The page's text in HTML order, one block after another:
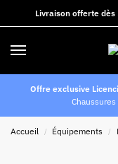
Livraison offerte
Offre exclusive
Accueil / Équipements /